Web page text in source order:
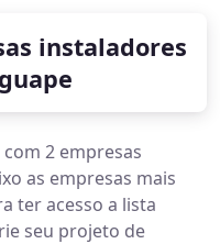
instaladores
2 empresas
as empresas mais
ter acesso a lista
seu projeto de